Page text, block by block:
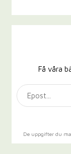
Få våra
De uppgifter du